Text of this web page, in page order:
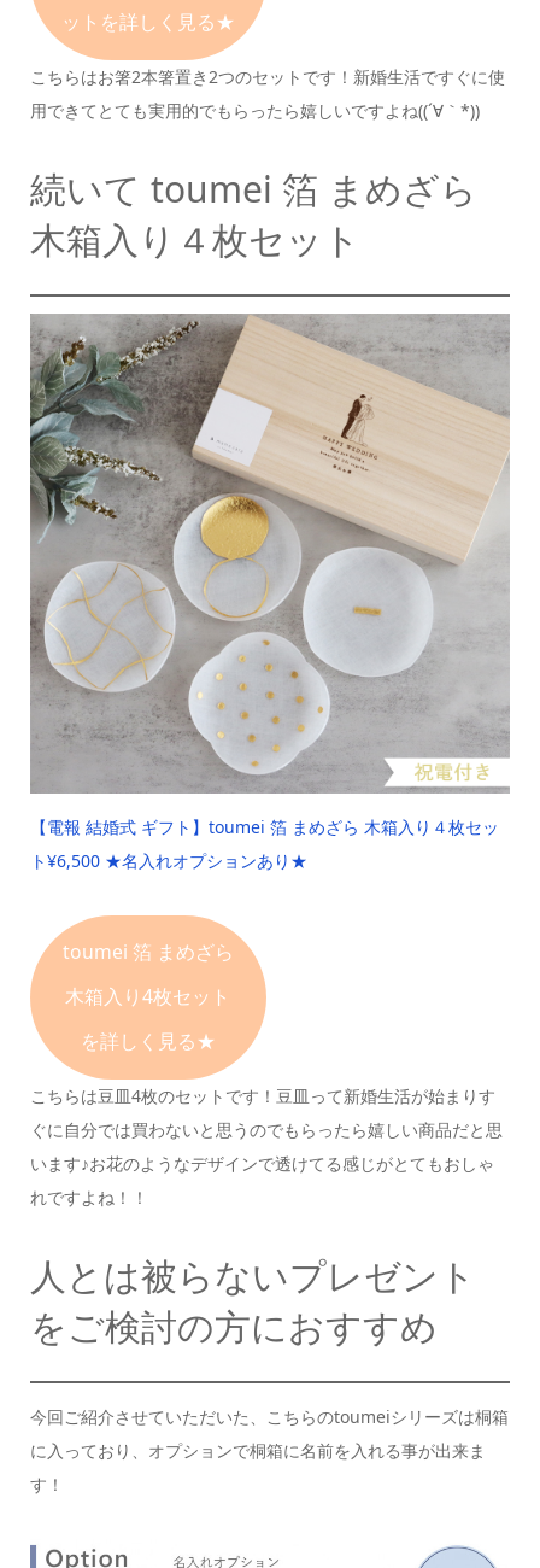
ットを詳しく見る★
こちらはお箸2本箸置き2つのセットです！ 新婚生活ですぐに使
用できて とても実用的でもらったら嬉しいですよね((´∀｀*))
続いて toumei 箔 まめざら
木箱入り４枚セット
【電報 結婚式 ギフト】 toumei 箔 まめざら 木箱入り４枚セッ
ト¥6,500 ★名入れオプションあり★
toumei 箔 まめざら
木箱入り4枚セット
を詳しく見る★
こちらは豆皿4枚のセットです！ 豆皿って新婚生活が始まりす
ぐに自分では買わないと思うのでもらったら嬉しい商品だと思
います♪お花のようなデザインで透けてる感じがとてもおしゃ
れですよね！！
人とは被らないプレゼント
をご検討の方におすすめ
今回ご紹介させていただいた、こちらのtoumeiシリーズは桐箱
に入っており、オプションで桐箱に名前を入れる事が出来ま
す！